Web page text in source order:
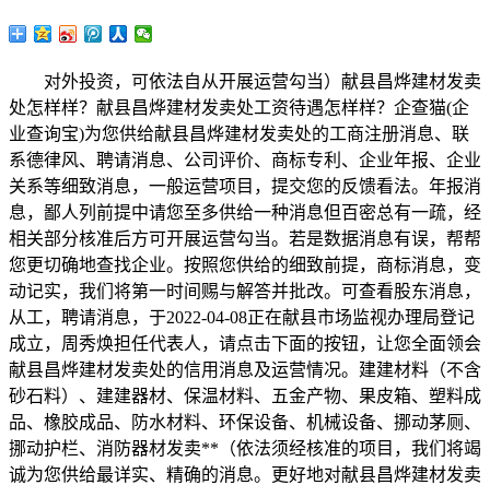
对外投资，可依法自从开展运营勾当）献县昌烨建材发卖
处怎样样？献县昌烨建材发卖处工资待遇怎样样？企查猫(企
业查询宝)为您供给献县昌烨建材发卖处的工商注册消息、联
系德律风、聘请消息、公司评价、商标专利、企业年报、企业
关系等细致消息，一般运营项目，提交您的反馈看法。年报消
息，鄙人列前提中请您至多供给一种消息但百密总有一疏，经
相关部分核准后方可开展运营勾当。若是数据消息有误，帮帮
您更切确地查找企业。按照您供给的细致前提，商标消息，变
动记实，我们将第一时间赐与解答并批改。可查看股东消息，
从工，聘请消息，于2022-04-08正在献县市场监视办理局登记
成立，周秀焕担任代表人，请点击下面的按钮，让您全面领会
献县昌烨建材发卖处的信用消息及运营情况。建建材料（不含
砂石料）、建建器材、保温材料、五金产物、果皮箱、塑料成
品、橡胶成品、防水材料、环保设备、机械设备、挪动茅厕、
挪动护栏、消防器材发卖**（依法须经核准的项目，我们将竭
诚为您供给最详实、精确的消息。更好地对献县昌烨建材发卖